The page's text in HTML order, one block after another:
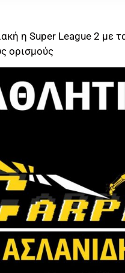
η Super League 2 με
ορισμούς